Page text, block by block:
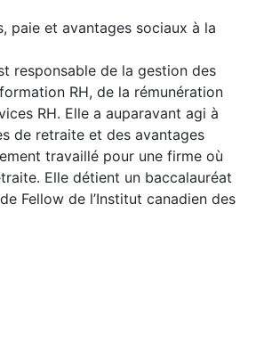
paie et avantages sociaux à la
responsable de la gestion des
RH, de la rémunération
RH. Elle a auparavant agi à
de retraite et des avantages
travaillé pour une firme où
Elle détient un baccalauréat
Fellow de l’Institut canadien des